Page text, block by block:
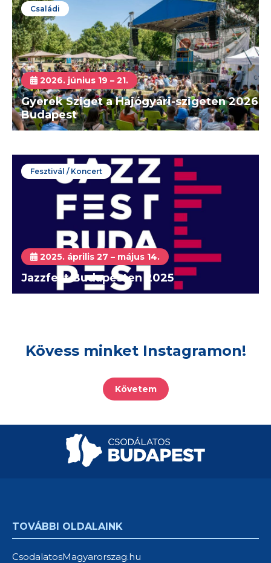
Családi
2026. június 19 – 21.
Gyerek Sziget a Hajógyári-szigeten 2026
Budapest
Fesztivál / Koncert
2025. április 27 – május 14.
Jazzfest Budapesten 2025
Kövess minket Instagramon!
Követem
TOVÁBBI OLDALAINK
CsodalatosMagyarorszag.hu